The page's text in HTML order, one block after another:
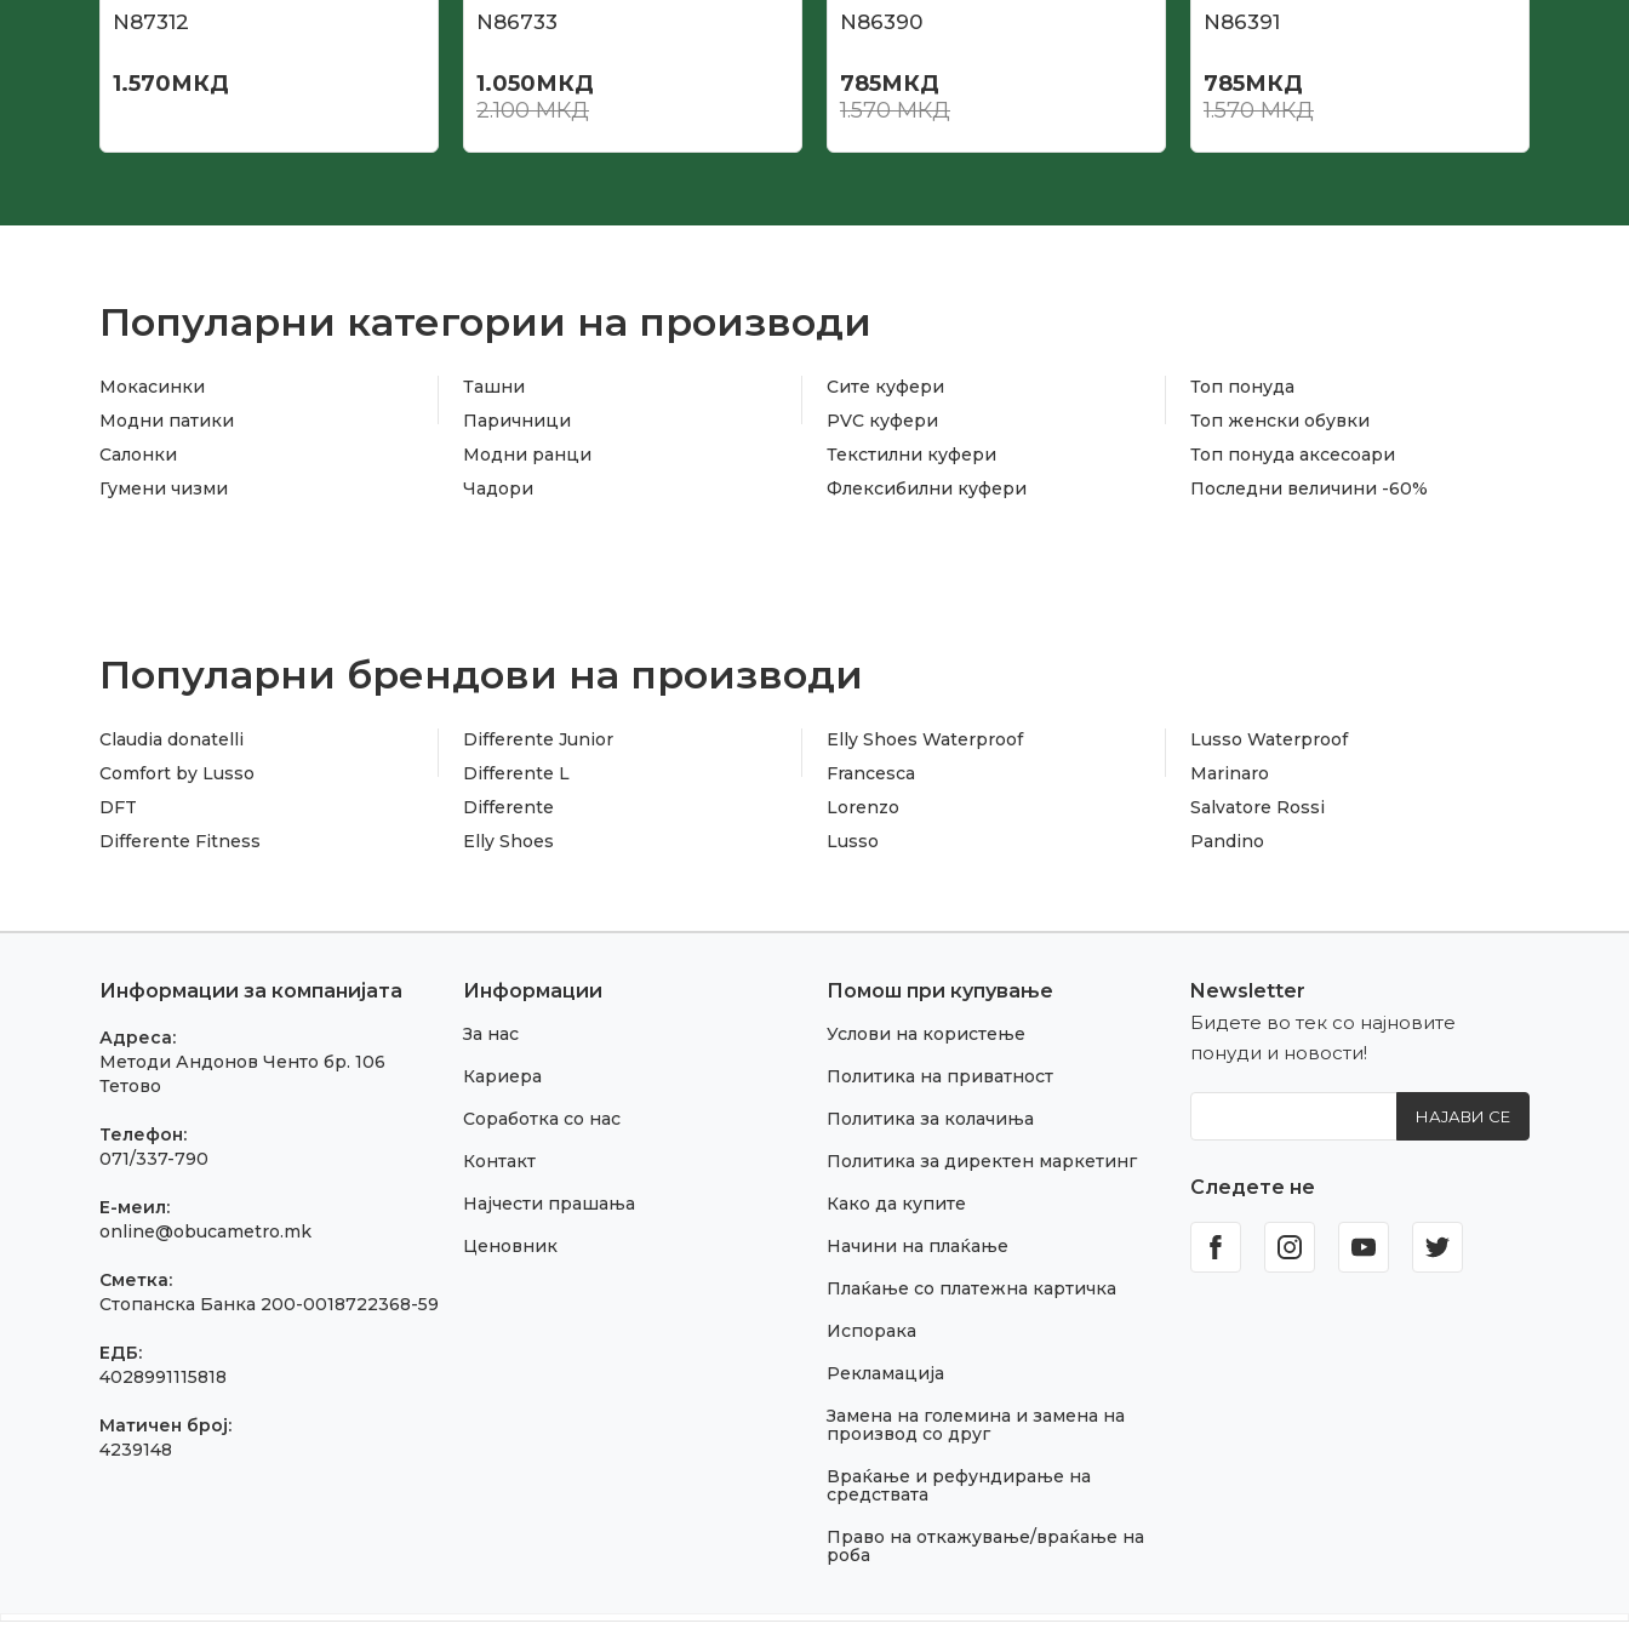
N87312
1.570МКД
N86733
1.050МКД
2.100МКД
N86390
785МКД
1.570МКД
N86391
785МКД
1.570МКД
Популарни категории на производи
Мокасинки
Модни патики
Салонки
Гумени чизми
Ташни
Паричници
Модни ранци
Чадори
Сите куфери
PVC куфери
Текстилни куфери
Флексибилни куфери
Топ понуда
Топ женски обувки
Топ понуда аксесоари
Последни величини -60%
Популарни брендови на производи
Claudia donatelli
Comfort by Lusso
DFT
Differente Fitness
Differente Junior
Differente L
Differente
Elly Shoes
Elly Shoes Waterproof
Francesca
Lorenzo
Lusso
Lusso Waterproof
Marinaro
Salvatore Rossi
Pandino
Информации за компанијата
Адреса:
Методи Андонов Ченто бр. 106
Тетово
Телефон:
071/337-790
E-меил:
online@obucametro.mk
Сметка:
Стопанска Банка 200-0018722368-59
ЕДБ:
4028991115818
Матичен број:
4239148
Информации
За нас
Кариера
Соработка со нас
Контакт
Најчести прашања
Ценовник
Помош при купување
Услови на користење
Политика на приватност
Политика за колачиња
Политика за директен маркетинг
Како да купите
Начини на плаќање
Плаќање со платежна картичка
Испорака
Рекламација
Замена на големина и замена на
производ со друг
Враќање и рефундирање на
средствата
Право на откажување/враќање на
роба
Newsletter
Бидете во тек со најновите
понуди и новости!
НАЈАВИ СЕ
Следете не